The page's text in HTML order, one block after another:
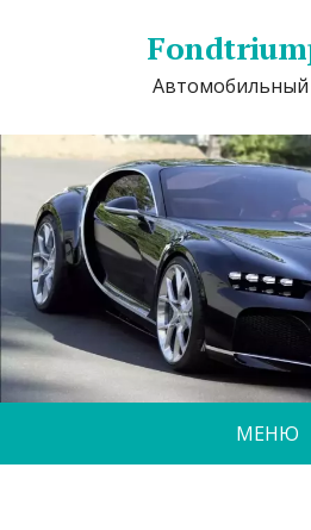
Автомобильный
МЕНЮ